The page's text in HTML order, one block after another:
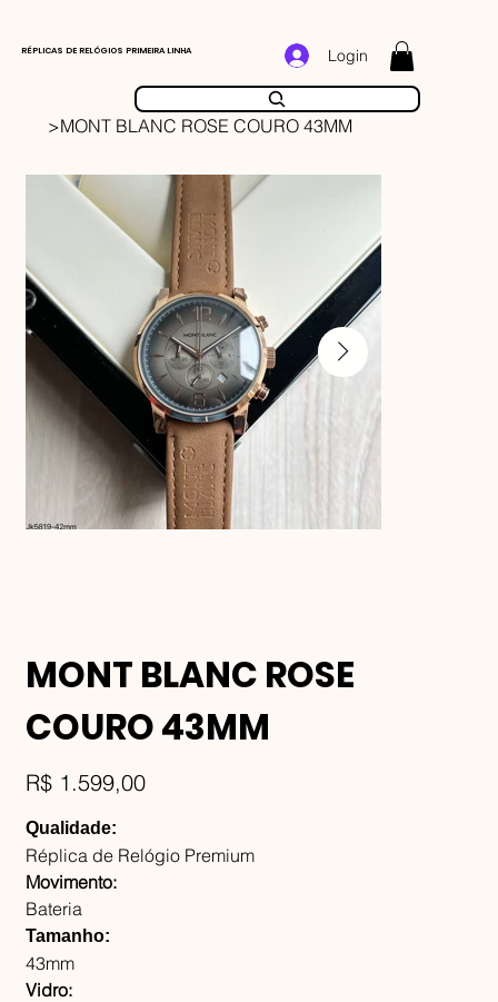
RÉPLICAS DE RELÓGIOS PRIMEIRA LINHA Login
>MONT BLANC ROSE COURO 43MM
MONT BLANC ROSE
COURO 43MM
Preço
R$ 1.599,00
Qualidade:
Réplica de Relógio Premium
Movimento:
Bateria
Tamanho:
43mm
Vidro: